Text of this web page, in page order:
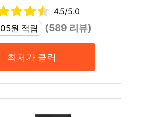
4.5/5.0
원 적립
(589 리뷰)
최저가 클릭